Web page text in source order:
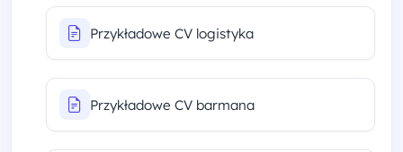
Przykładowe CV logistyka
Przykładowe CV barmana